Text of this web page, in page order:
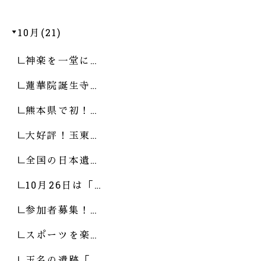
10月(21)
神楽を一堂に…
蓮華院誕生寺…
熊本県で初！…
大好評！玉東…
全国の日本遺…
10月26日は「…
参加者募集！…
スポーツを楽…